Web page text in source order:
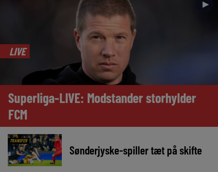
►
LIVE
Superliga-LIVE: Modstander storhylder
FCM
TRANSFER
Sønderjyske-spiller tæt på skifte